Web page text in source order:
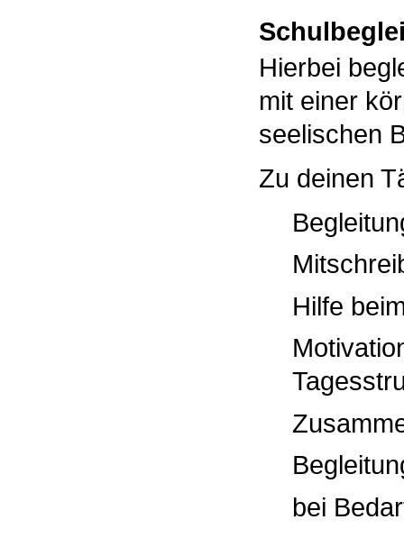
Hierbei
mit einer
seelischen
Zu deinen
Hilfe
bei